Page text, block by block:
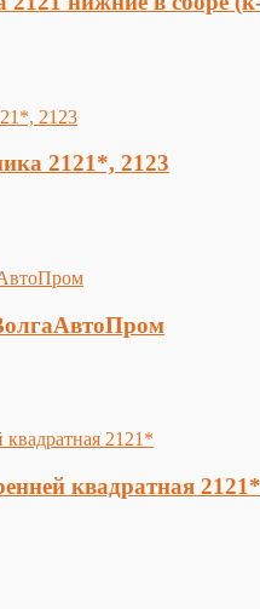
2121*, 2123
квадратная 2121*